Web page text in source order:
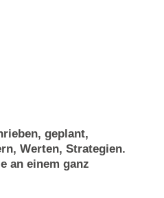
geplant,
Werten, Strategien.
an einem ganz